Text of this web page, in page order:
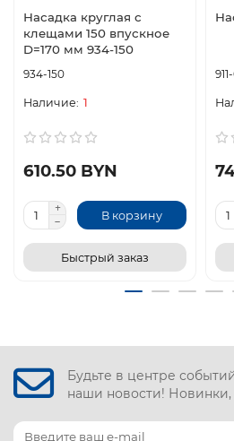
Насадка круглая с
клещами 150 впускное
D=170 мм 934-150
934-150
1
610.50 BYN
В корзину
Быстрый заказ
Будьте в центре
наши новости! Новинки,